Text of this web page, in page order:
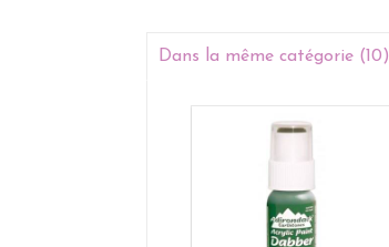
Dans la même catégorie (10)